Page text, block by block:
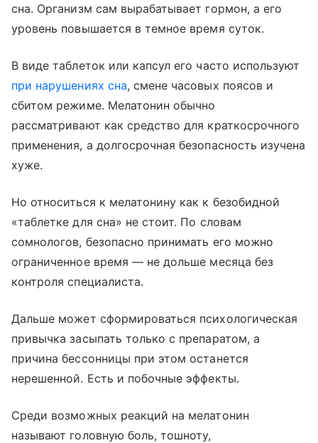
сна. Организм сам вырабатывает гормон, а его
уровень повышается в темное время суток.
В виде таблеток или капсул его часто используют
при нарушениях сна, смене часовых поясов и
сбитом режиме. Мелатонин обычно
рассматривают как средство для краткосрочного
применения, а долгосрочная безопасность изучена
хуже.
Но относиться к мелатонину как к безобидной
«таблетке для сна» не стоит. По словам
сомнологов, безопасно принимать его можно
ограниченное время — не дольше месяца без
контроля специалиста.
Дальше может сформироваться психологическая
привычка засыпать только с препаратом, а
причина бессонницы при этом останется
нерешенной. Есть и побочные эффекты.
Среди возможных реакций на мелатонин
называют головную боль, тошноту,